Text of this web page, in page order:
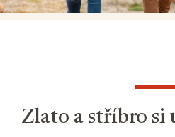
Zlato a stříbro si